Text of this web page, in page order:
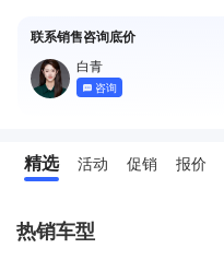
联系销售咨询底价
白青
咨询
精选 活动 促销 报价
热销车型